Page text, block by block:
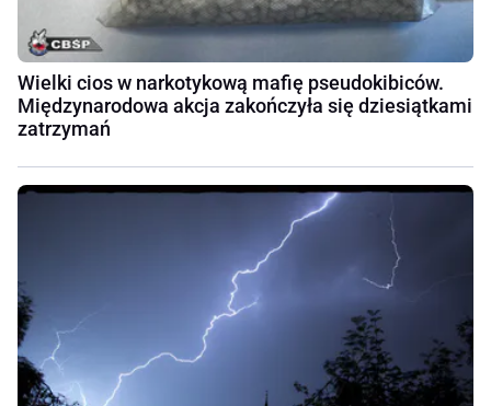
Wielki cios w narkotykową mafię pseudokibiców.
Międzynarodowa akcja zakończyła się dziesiątkami
zatrzymań